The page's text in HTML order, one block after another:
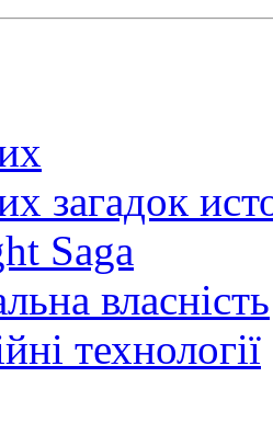
загадок
Saga
влaсність
технології